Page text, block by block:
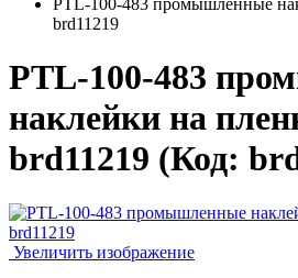
brd11219
PTL-100-483
наклейки на
brd11219 (Код:
Увеличить изображение